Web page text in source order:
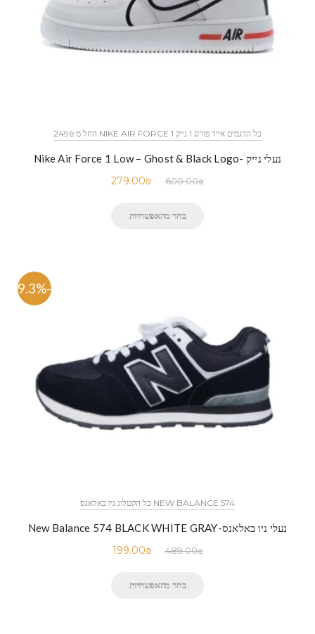
כל הדגמים אייר פורס 1 נייק NIKE AIR FORCE 1 החל מ 249₪
נעלי נייק -Nike Air Force 1 Low – Ghost & Black Logo
600.00₪
279.00₪
בחר מהאפשרויות
-59.3%
NEW BALANCE 574 כל הקטלוג ניו באלאנס
נעלי ניו באלאנס-New Balance 574 BLACK WHITE GRAY
489.00₪
199.00₪
בחר מהאפשרויות